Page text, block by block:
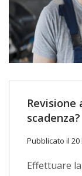
Revisione
scadenza?
Pubblicato il
Effettuare